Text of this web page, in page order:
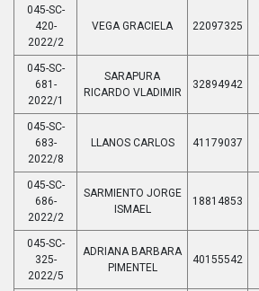
045-SC-
420-
2022/2
VEGA GRACIELA 22097325
045-SC-
681-
2022/1
SARAPURA
RICARDO VLADIMIR
32894942
045-SC-
683-
2022/8
LLANOS CARLOS 41179037
045-SC-
686-
2022/2
SARMIENTO JORGE
ISMAEL
18814853
045-SC-
325-
2022/5
ADRIANA BARBARA
PIMENTEL
40155542